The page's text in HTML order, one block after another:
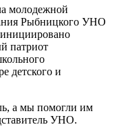
молодежной
Рыбницкого УНО
патриот
детского и
а мы помогли им
УНО.